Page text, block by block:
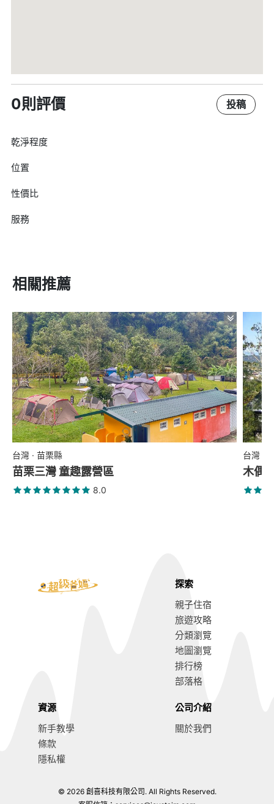
0則評價 投稿
乾淨程度
位置
性價比
服務
相關推薦
台灣 · 苗栗縣
苗栗三灣 童趣露營區
8.0
台灣 ·
木偶
探索
親子住宿
旅遊攻略
分類瀏覽
地圖瀏覽
排行榜
部落格
資源
新手教學
條款
隱私權
公司介紹
關於我們
© 2026 創喜科技有限公司. All Rights Reserved.